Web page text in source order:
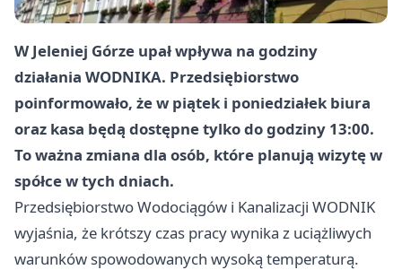
W Jeleniej Górze upał wpływa na godziny
działania WODNIKA. Przedsiębiorstwo
poinformowało, że w piątek i poniedziałek biura
oraz kasa będą dostępne tylko do godziny 13:00.
To ważna zmiana dla osób, które planują wizytę w
spółce w tych dniach.
Przedsiębiorstwo Wodociągów i Kanalizacji WODNIK
wyjaśnia, że krótszy czas pracy wynika z uciążliwych
warunków spowodowanych wysoką temperaturą.